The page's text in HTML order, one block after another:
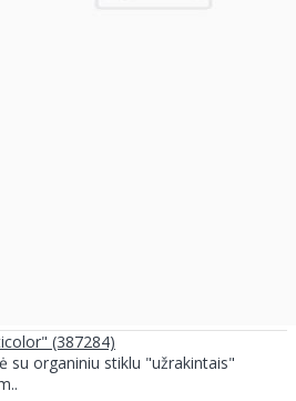
(387284)
su organiniu stiklu "užrakintais"